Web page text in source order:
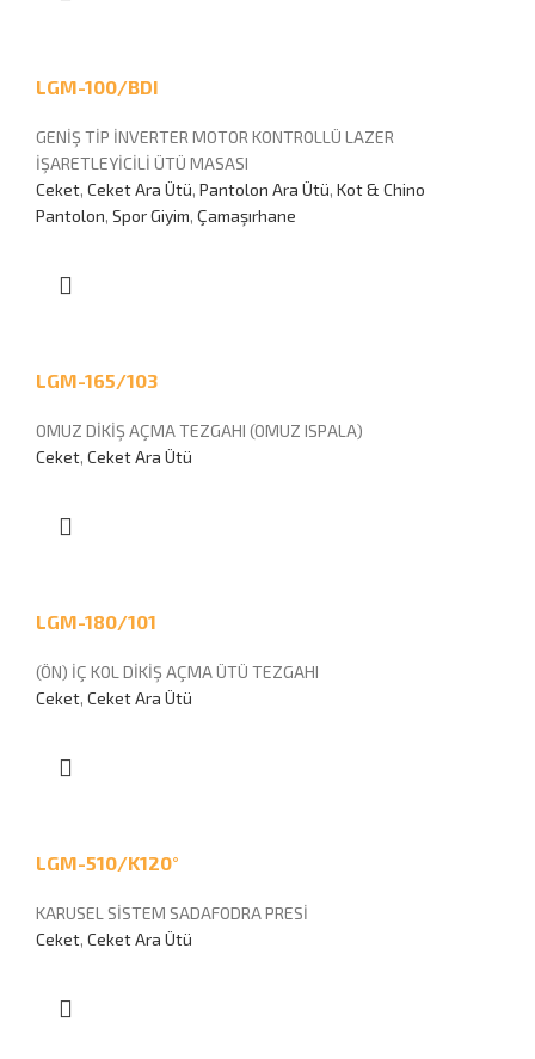
LGM-100/BDI
GENİŞ TİP İNVERTER MOTOR KONTROLLÜ LAZER
İŞARETLEYİCİLİ ÜTÜ MASASI
Ceket, Ceket Ara Ütü, Pantolon Ara Ütü, Kot & Chino
Pantolon, Spor Giyim, Çamaşırhane
LGM-165/103
OMUZ DİKİŞ AÇMA TEZGAHI (OMUZ ISPALA)
Ceket, Ceket Ara Ütü
LGM-180/101
(ÖN) İÇ KOL DİKİŞ AÇMA ÜTÜ TEZGAHI
Ceket, Ceket Ara Ütü
LGM-510/K120°
KARUSEL SİSTEM SADAFODRA PRESİ
Ceket, Ceket Ara Ütü